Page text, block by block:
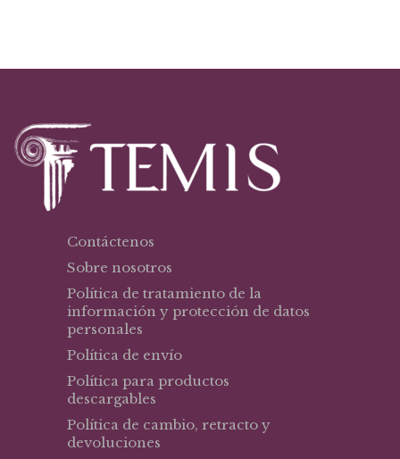
Contáctenos
Sobre nosotros
Política de tratamiento de la
información y protección de datos
personales
Política de envío
Política para productos
descargables
Política de cambio, retracto y
devoluciones